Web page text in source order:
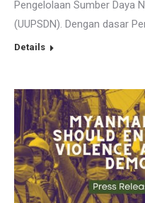
Pengelolaan Sumber Daya
(UUPSDN). Dengan dasar
Details